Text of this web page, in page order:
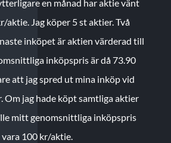
en månad har aktie vänt
aktie. Jag köper 5 st aktier.Två
inköpet är aktien värderad till
inköpspris är då 73.90
att jag spred ut mina inköp vid
Om jag hade köpt samtliga aktier
mitt genomsnittliga inköpspris
vara 100 kr/aktie.